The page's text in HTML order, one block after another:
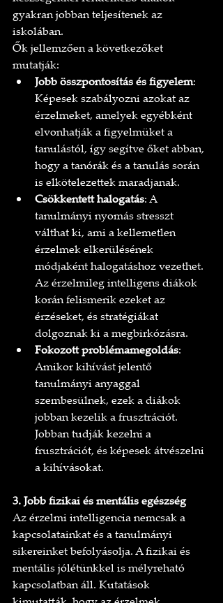
gyakran jobban teljesítenek az
iskolában.
Ők jellemzően a következőket
mutatják:
Jobb összpontosítás és figyelem:
Képesek szabályozni azokat az
érzelmeket, amelyek egyébként
elvonhatják a figyelmüket a
tanulástól, így segítve őket abban,
hogy a tanórák és a tanulás során
is elkötelezettek maradjanak.
Csökkentett halogatás: A
tanulmányi nyomás stresszt
válthat ki, ami a kellemetlen
érzelmek elkerülésének
módjaként halogatáshoz vezethet.
Az érzelmileg intelligens diákok
korán felismerik ezeket az
érzéseket, és stratégiákat
dolgoznak ki a megbirkózásra.
Fokozott problémamegoldás:
Amikor kihívást jelentő
tanulmányi anyaggal
szembesülnek, ezek a diákok
jobban kezelik a frusztrációt.
Jobban tudják kezelni a
frusztrációt, és képesek átvészelni
a kihívásokat.
3. Jobb fizikai és mentális egészség
Az érzelmi intelligencia nemcsak a
kapcsolatainkat és a tanulmányi
sikereinket befolyásolja. A fizikai és
mentális jólétünkkel is mélyreható
kapcsolatban áll. Kutatások